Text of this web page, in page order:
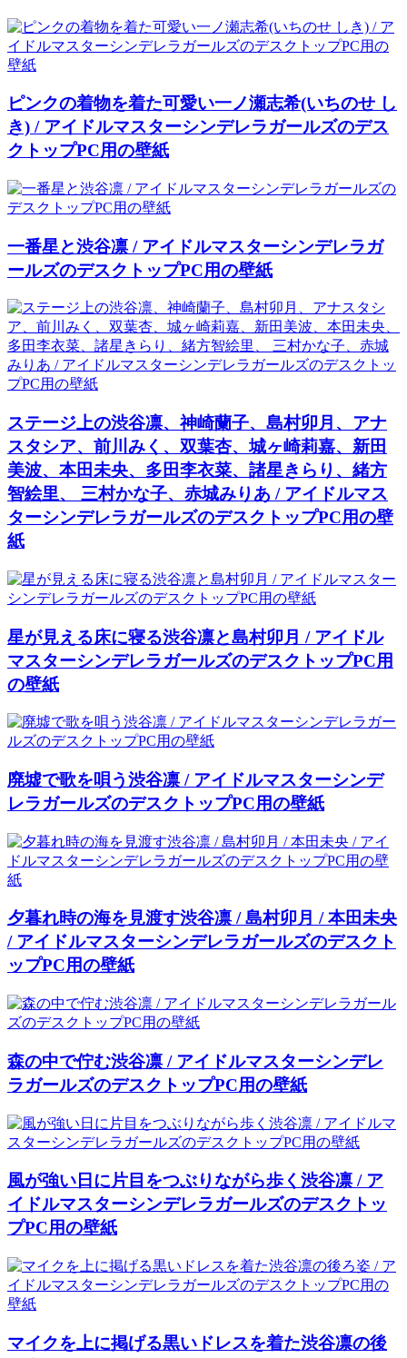
ピンクの着物を着た可愛い一ノ瀬志希(いちのせ し
き) / アイドルマスターシンデレラガールズのデス
クトップPC用の壁紙
一番星と渋谷凛 / アイドルマスターシンデレラガ
ールズのデスクトップPC用の壁紙
ステージ上の渋谷凛、神崎蘭子、島村卯月、アナ
スタシア、前川みく、双葉杏、城ヶ崎莉嘉、新田
美波、本田未央、多田李衣菜、諸星きらり、緒方
智絵里、 三村かな子、赤城みりあ / アイドルマス
ターシンデレラガールズのデスクトップPC用の壁
紙
星が見える床に寝る渋谷凛と島村卯月 / アイドル
マスターシンデレラガールズのデスクトップPC用
の壁紙
廃墟で歌を唄う渋谷凛 / アイドルマスターシンデ
レラガールズのデスクトップPC用の壁紙
夕暮れ時の海を見渡す渋谷凛 / 島村卯月 / 本田未央
/ アイドルマスターシンデレラガールズのデスクト
ップPC用の壁紙
森の中で佇む渋谷凛 / アイドルマスターシンデレ
ラガールズのデスクトップPC用の壁紙
風が強い日に片目をつぶりながら歩く渋谷凛 / ア
イドルマスターシンデレラガールズのデスクトッ
プPC用の壁紙
マイクを上に掲げる黒いドレスを着た渋谷凛の後